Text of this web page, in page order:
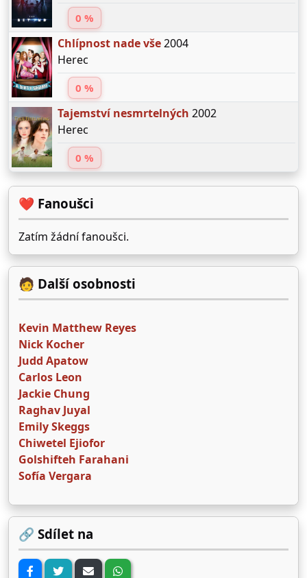
0 %
Chlípnost nade vše2004
Herec
0 %
Tajemství nesmrtelných 2002
Herec
0 %
❤️ Fanoušci
Zatím žádní fanoušci.
🧑 Další osobnosti
Kevin Matthew Reyes
Nick Kocher
Judd Apatow
Carlos Leon
Jackie Chung
Raghav Juyal
Emily Skeggs
Chiwetel Ejiofor
Golshifteh Farahani
Sofía Vergara
🔗 Sdílet na